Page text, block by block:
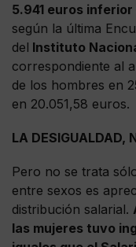
5.941 euros
según la última
del Instituto
correspondiente al
de los hombres en
en 20.051,58 euros.
LA DESIGUALDAD,
Pero no se trata
entre sexos es
distribución salarial.
las mujeres tuvo